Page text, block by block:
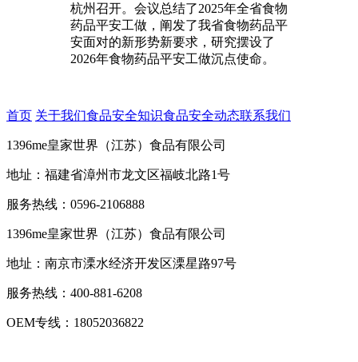
杭州召开。会议总结了2025年全省食物
药品平安工做，阐发了我省食物药品平
安面对的新形势新要求，研究摆设了
2026年食物药品平安工做沉点使命。
首页 关于我们食品安全知识食品安全动态联系我们
1396me皇家世界（江苏）食品有限公司
地址：福建省漳州市龙文区福岐北路1号
服务热线：0596-2106888
1396me皇家世界（江苏）食品有限公司
地址：南京市溧水经济开发区溧星路97号
服务热线：400-881-6208
OEM专线：18052036822